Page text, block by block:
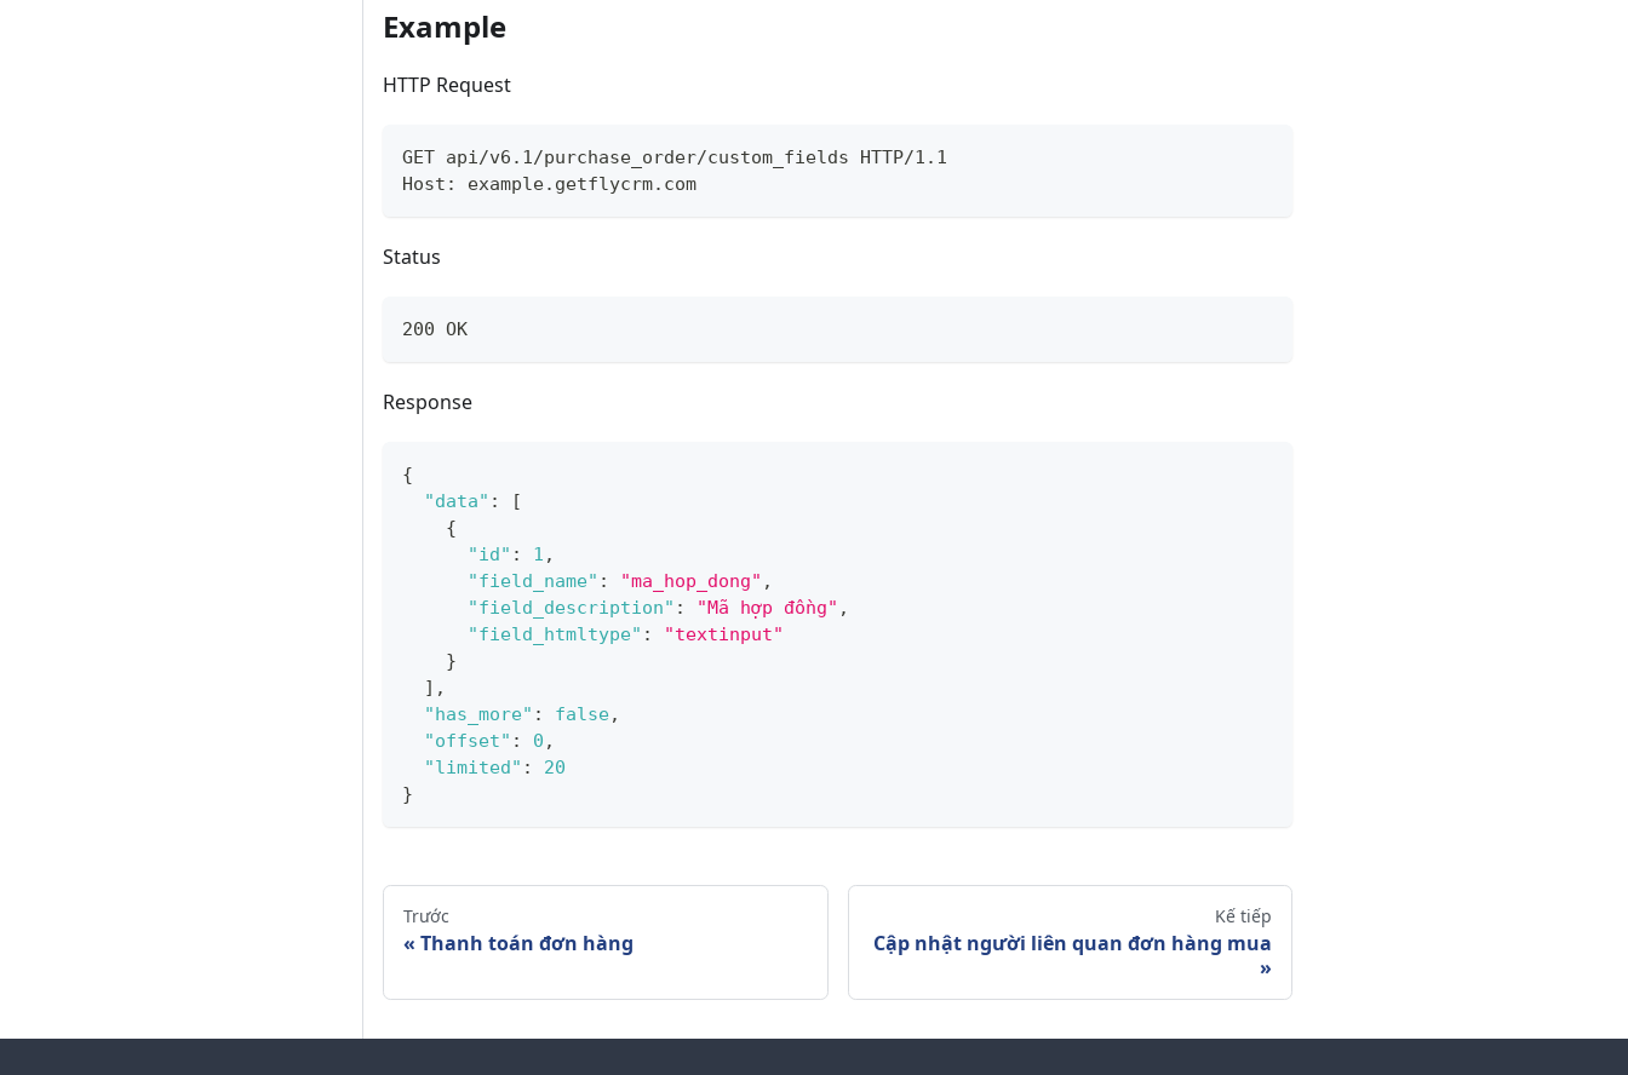
Example
HTTP Request
GET api/v6.1/purchase_order/custom_fields HTTP/1.1
Host: example.getflycrm.com
Status
200 OK
Response
{
"data" :
[
{
"id" : 1 ,
"field_name" : "ma_hop_dong" ,
"field_description" : "Mã hợp đồng" ,
"field_htmltype" :
"textinput"
}
] ,
"has_more" : false,
"offset" : 0 ,
"limited" :
20
}
Trước
Thanh toán đơn hàng
Kế tiếp
Cập nhật người liên quan đơn hàng mua